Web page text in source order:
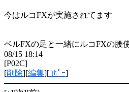
今はルコFXが実施されてます
ベルFXの足と一緒にルコFXの腰
08/15 18:14
[P02C]
[削除][編集][ｺﾋﾟｰ]